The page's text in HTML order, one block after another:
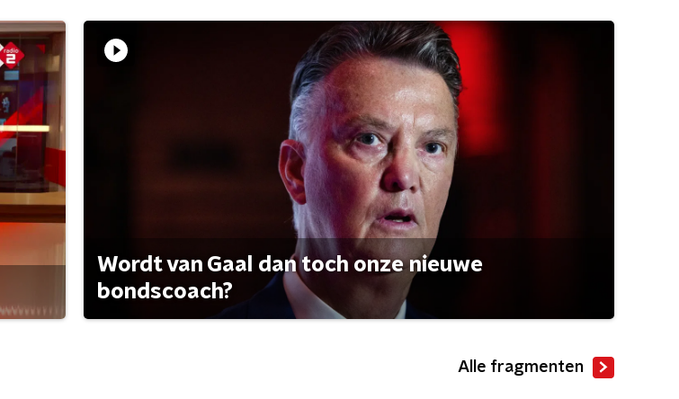
Wordt van Gaal dan toch onze nieuwe
bondscoach?
Alle fragmenten